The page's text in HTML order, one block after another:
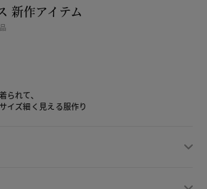
新作アイテム
られて、
イズ細く見える服作り